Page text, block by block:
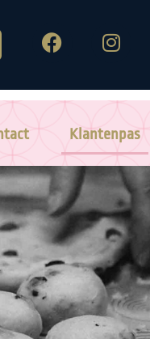
Klantenpas